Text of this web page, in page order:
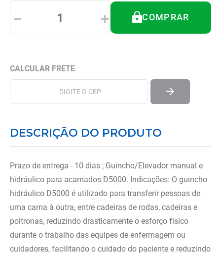
＋
－ COMPRAR
DESCRIÇÃO DO PRODUTO
Prazo de entrega - 10 dias ; Guincho/Elevador manual e
hidráulico para acamados D5000. Indicações: O guincho
hidráulico D5000 é utilizado para transferir pessoas de
uma cama à outra, entre cadeiras de rodas, cadeiras e
poltronas, reduzindo drasticamente o esforço físico
durante o trabalho das equipes de enfermagem ou
cuidadores, facilitando o cuidado do paciente e reduzindo
bota imobilizadora